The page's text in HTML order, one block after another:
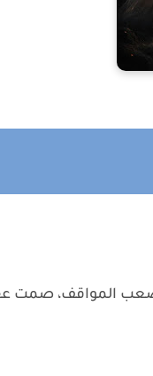
المواقف، صمت